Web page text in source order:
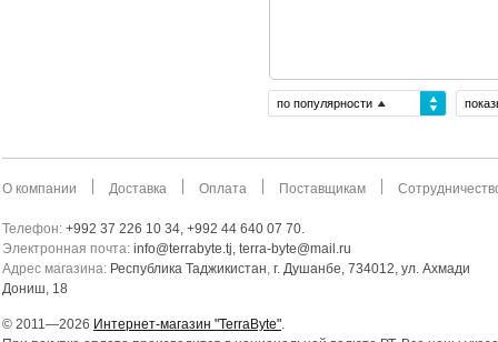
по популярности
О компании Доставка Оплата Поставщикам
Телефон: +992 37 226 10 34, +992 44 640 07 70.
Электронная почта: info@terrabyte.tj, terra-byte@mail.ru
Адрес магазина: Республика Таджикистан, г. Душанбе, 734012, ул. Ахмади
Дониш, 18
© 2011—2026 Интернет-магазин "TerraByte".